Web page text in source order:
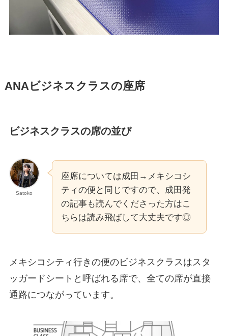
ANAビジネスクラスの座席
ビジネスクラスの席の並び
Satoko
座席については成田→メキシコシ
ティの便と同じですので、成田発
の記事も読んでくださった方はこ
ちらは読み飛ばして大丈夫です◎
メキシコシティ行きの便のビジネスクラスはスタ
ッガードシートと呼ばれる席で、全ての席が直接
通路につながっています。